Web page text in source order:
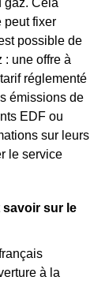
gaz. Cela
peut fixer
possible de
: une offre à
réglementé
émissions de
EDF ou
sur leurs
le service
savoir sur le
à la